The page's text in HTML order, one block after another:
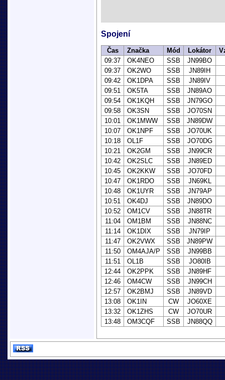
Spojení
Čas Značka Mód Lokátor
09:37
OK4NEO SSB
JN99BO
09:37
OK2WO SSB
JN89IH
09:42
OK1DPA SSB
JN89IV
09:51
OK5TA SSB
JN89AO
09:54
OK1KQH SSB
JN79GO
09:58
OK3SN SSB
JO70SN
10:01
OK1MWW SSB
JN89DW
10:07
OK1NPF SSB
JO70UK
10:18
OL1F SSB
JO70DG
10:21
OK2GM SSB
JN99CR
10:42
OK2SLC SSB
JN89ED
10:45
OK2KKW SSB
JO70FD
10:47
OK1RDO SSB
JN69KL
10:48
OK1UYR SSB
JN79AP
10:51
OK4DJ SSB
JN89DO
10:52
OM1CV SSB
JN88TR
11:04
OM1BM SSB
JN88NC
11:14
OK1DIX SSB
JN79IP
11:47
OK2VWX SSB
JN89PW
11:50
OM4AJA/P SSB
JN99BB
11:51
OL1B SSB
JO80IB
12:44
OK2PPK SSB
JN89HF
12:46
OM4CW SSB
JN99CH
12:57
OK2BMJ SSB
JN89VD
13:08
OK1IN CW
JO60XE
13:32
OK1ZHS CW
JO70UR
13:48
OM3CQF SSB JN88QQ